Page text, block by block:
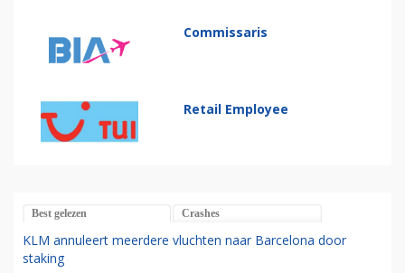
Commissaris
Retail Employee
Best gelezen Crashes
KLM annuleert meerdere vluchten naar Barcelona door
staking